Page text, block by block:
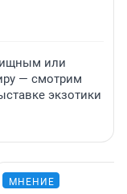
или
— смотрим
экзотики
МНЕНИЕ